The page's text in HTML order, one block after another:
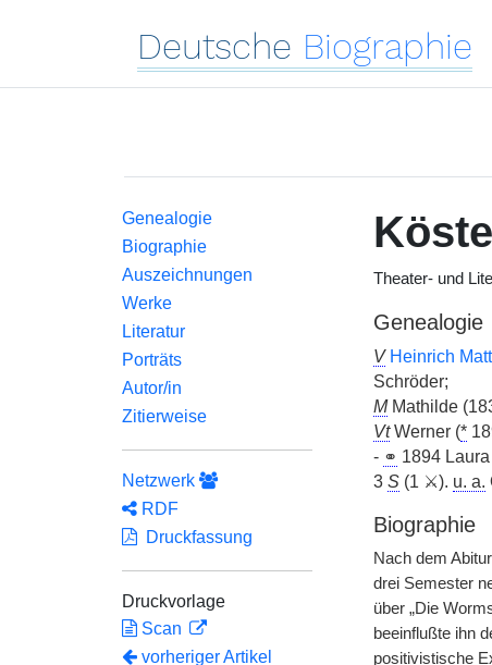
Deutsche Biographie
Genealogie
Biographie
Auszeichnungen
Werke
Literatur
Porträts
Autor/in
Zitierweise
Netzwerk
RDF
Druckfassung
Druckvorlage
Scan
vorheriger Artikel
Theater- und
Genealogie
V Heinrich
Schröder;
MMathilde
VtWerner (*
- ⚭ 1894
3 S(1 ⚔). u. a.
Biographie
Nach dem
drei Semester
über „Die
beeinflußte ihn
positivistische